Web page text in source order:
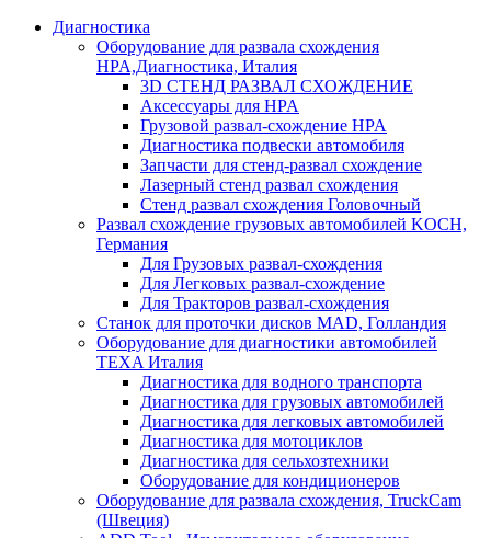
Диагностика
Оборудование для развала схождения
HPA,Диагностика, Италия
3D СТЕНД РАЗВАЛ СХОЖДЕНИЕ
Аксессуары для HPA
Грузовой развал-схождение HPA
Диагностика подвески автомобиля
Запчасти для стенд-развал схождение
Лазерный стенд развал схождения
Стенд развал схождения Головочный
Развал схождение грузовых автомобилей KOCH,
Германия
Для Грузовых развал-схождения
Для Легковых развал-схождение
Для Тракторов развал-схождения
Станок для проточки дисков MAD, Голландия
Оборудование для диагностики автомобилей
TEXA Италия
Диагностика для водного транспорта
Диагностика для грузовых автомобилей
Диагностика для легковых автомобилей
Диагностика для мотоциклов
Диагностика для сельхозтехники
Оборудование для кондиционеров
Оборудование для развала схождения, TruckCam
(Швеция)